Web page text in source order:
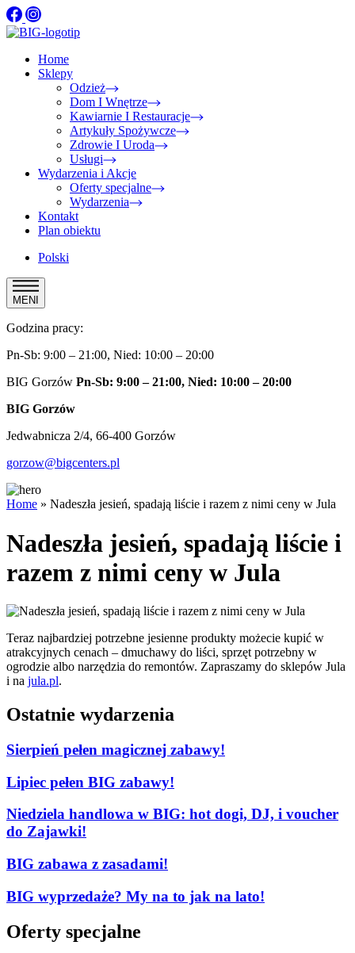
Home
Sklepy
Odzież
Dom I Wnętrze
Kawiarnie I Restauracje
Artykuły Spożywcze
Zdrowie I Uroda
Usługi
Wydarzenia i Akcje
Oferty specjalne
Wydarzenia
Kontakt
Plan obiektu
Polski
MENI
Godzina pracy:
Pn-Sb: 9:00 – 21:00, Nied: 10:00 – 20:00
BIG Gorzów Pn-Sb: 9:00 – 21:00, Nied: 10:00 – 20:00
BIG Gorzów
Jedwabnicza 2/4, 66-400 Gorzów
gorzow@bigcenters.pl
Home » Nadeszła jesień, spadają liście i razem z nimi ceny w Jula
Nadeszła jesień, spadają liście i
razem z nimi ceny w Jula
Teraz najbardziej potrzebne jesienne produkty możecie kupić w
atrakcyjnych cenach – dmuchawy do liści, sprzęt potrzebny w
ogrodzie albo narzędzia do remontów. Zapraszamy do sklepów Jula
i na jula.pl.
Ostatnie wydarzenia
Sierpień pełen magicznej zabawy!
Lipiec pełen BIG zabawy!
Niedziela handlowa w BIG: hot dogi, DJ, i voucher
do Zajawki!
BIG zabawa z zasadami!
BIG wyprzedaże? My na to jak na lato!
Oferty specjalne